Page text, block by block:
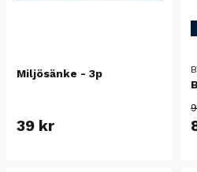
Miljösänke - 3p
39 kr